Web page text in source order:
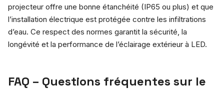
projecteur offre une bonne étanchéité (IP65 ou plus) et que
l’installation électrique est protégée contre les infiltrations
d’eau. Ce respect des normes garantit la sécurité, la
longévité et la performance de l’éclairage extérieur à LED.
FAQ – Questions fréquentes sur le